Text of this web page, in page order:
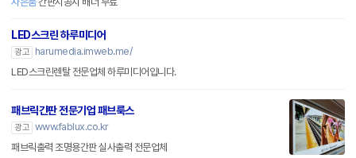
LED스크린 하루미디어
광고
harumedia.imweb.me/
LED스크린렌탈 전문업체 하루미디어입니다.
패브릭간판 전문기업 패브룩스
광고 www.fablux.co.kr
패브릭출력 조명용간판 실사출력 전문업체